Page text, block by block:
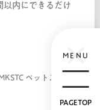
以内にできるだけ
ペットスリングがお
MENU
PAGETOP